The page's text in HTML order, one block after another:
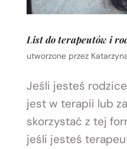
List do terapeutów i
utworzone przez
Jeśli jesteś
jest w terapii lub
skorzystać z tej
jeśli jesteś